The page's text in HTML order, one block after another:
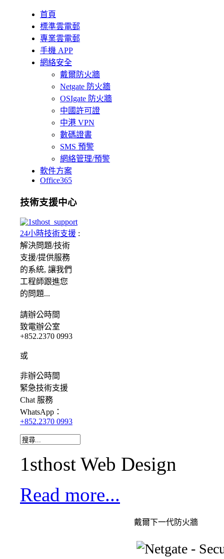
首頁
標準雲電郵
專業雲電郵
手機 APP
網絡安全
戴爾防火牆
Netgate 防火牆
OSIgate 防火牆
中國許可證
中港 VPN
數碼證書
SMS 預警
網絡管理/預警
軟件方案
Office365
技術支援中心
24小時技術支援 :
解決問題/技術
支援/提供服務
的系統, 讓我們
工程師跟進您
的問題...
請辦公時間
致電辦公室
+852.2370 0993
或
非辦公時間
緊急技術支援
Chat 服務
WhatsApp：
+852.2370 0993
1sthost Web Design
Read more...
戴爾下一代防火牆